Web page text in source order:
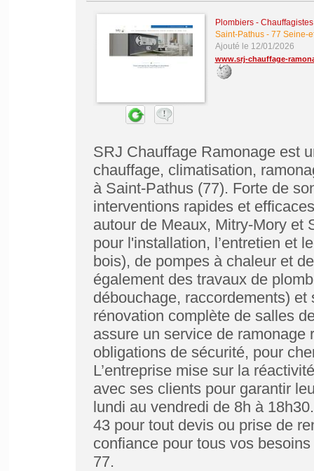
Plombiers -
Saint-Pathus- 77 Seine-
Ajouté le 12/01/2026
www.srj-chauffage-
SRJ Chauffage Ramonage est
chauffage, climatisation,
à Saint‑Pathus (77). Forte de
interventions rapides et
autour de Meaux, Mitry‑Mory et
pour l'installation, l’entretien et
bois), de pompes à chaleur et
également des travaux de
débouchage, raccordements)
rénovation complète de salles
assure un service de ramonage
obligations de sécurité, pour
L’entreprise mise sur la
avec ses clients pour garantir
lundi au vendredi de 8h à
43 pour tout devis ou prise de
confiance pour tous vos
77.